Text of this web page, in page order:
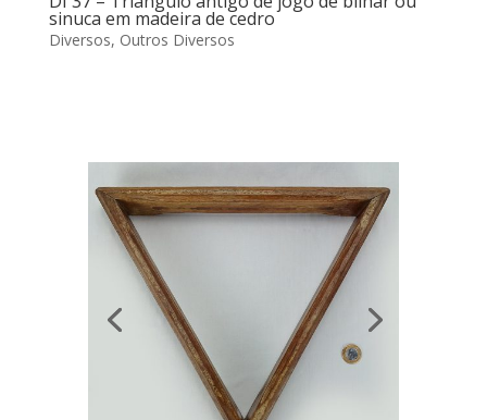
sinuca em madeira de cedro
Diversos, Outros Diversos